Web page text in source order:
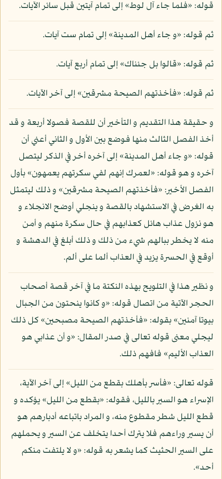
قوله: «فلما جاء آل لوط» إلى تمام آيتين قبل سائر الآيات.
ثم قوله: «و جاء أهل المدينة» إلى تمام ست آيات.
ثم قوله: «قالوا بل جئناك» إلى تمام أربع آيات.
ثم قوله: «فأخذتهم الصيحة مشرقين» إلى آخر الآيات.
و حقيقة هذا التقديم و التأخير أن للقصة فصولا أربعة و قد
أخذ الفصل الثالث منها فوضع بين الأول و الثاني أعني أن
قوله: «و جاء أهل المدينة» إلى آخره أخر في الذكر ليتصل
آخره و هو قوله: «لعمرك إنهم لفي سكرتهم يعمهون» بأول
الفصل الأخير: «فأخذتهم الصيحة مشرقين» و ذلك ليتمثل
به الغرض في الاستشهاد بالقصة و ينجلي أوضح الانجلاء و
هو نزول عذاب هائل كعذابهم في حال سكرة منهم و أمن
منه لا يخطر ببالهم شيء من ذلك و ذلك أبلغ في الدهشة و
أوقع في الحسرة يزيد في العذاب ألما على ألم.
و نظير هذا في التلويح بهذه النكتة ما في آخر قصة أصحاب
الحجر الآتية من اتصال قوله: «و كانوا ينحتون من الجبال
بيوتا آمنين» بقوله: «فأخذتهم الصيحة مصبحين» كل ذلك
ليجلي معنى قوله تعالى في صدر المقال: «و أن عذابي هو
العذاب الأليم» فافهم ذلك.
قوله تعالى: «فأسر بأهلك بقطع من الليل» إلى آخر الآية،
الإسراء هو السير بالليل، فقوله: «بقطع من الليل» يؤكده و
قطع الليل شطر مقطوع منه، و المراد باتباعه أدبارهم هو
أن يسير وراءهم فلا يترك أحدا يتخلف عن السير و يحملهم
على السير الحثيث كما يشعر به قوله: «و لا يلتفت منكم
أحد».